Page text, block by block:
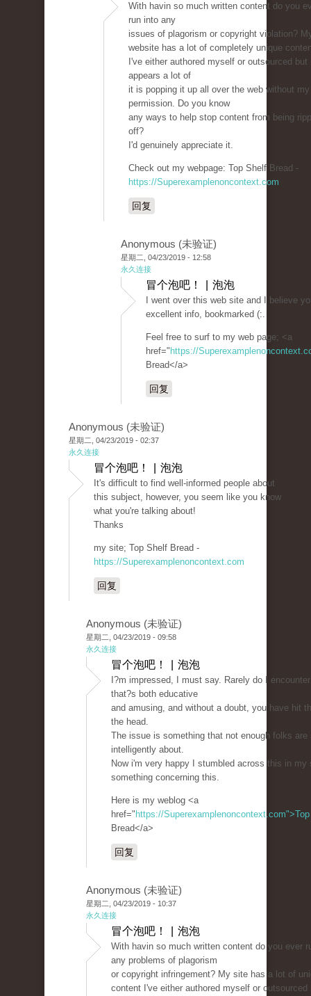
With havin so much written content do you
run into any
issues of plagorism or copyright violation?
website has a lot of completely unique
I've either authored myself or outsourced but
appears a lot of
it is popping it up all over the web without my
permission. Do you know
any ways to help stop content from being
off?
I'd genuinely appreciate it.
Check out my webpage: Top Shelf Bread -
https://Superexamplenoncontext.com
回复
Anonymous (未验证)
星期二, 04/23/2019 - 12:58
永久连接
冒个泡吧！ | 泡泡
I went over this web site and I believe
excellent info, bookmarked (:.
Feel free to surf to my web page; <a
href=" https://
Bread</a>
回复
Anonymous (未验证)
星期二, 04/23/2019 - 02:37
永久连接
冒个泡吧！ | 泡泡
It's difficult to find well-informed people about
this subject, however, you seem like you know
what you're talking about!
Thanks
my site; Top Shelf Bread -
https://Superexamplenoncontext.com
回复
Anonymous (未验证)
星期二, 04/23/2019 - 09:58
永久连接
冒个泡吧！ | 泡泡
I?m impressed, I must say. Rarely do I
that?s both educative
and amusing, and without a doubt, you have hit
the head.
The issue is something that not enough folks are
intelligently about.
Now i'm very happy I stumbled across this in my
something concerning this.
Here is my weblog <a
href=" https://Superexamplenoncontext.com">Top
Bread</a>
回复
Anonymous (未验证)
星期二, 04/23/2019 - 10:37
永久连接
冒个泡吧！ | 泡泡
With havin so much written content do you ever
any problems of plagorism
or copyright infringement? My site has a lot of
content I've either authored myself or outsourced